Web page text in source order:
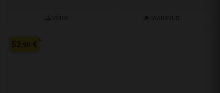
VÕRDLE SAADAVUS
52,90 €